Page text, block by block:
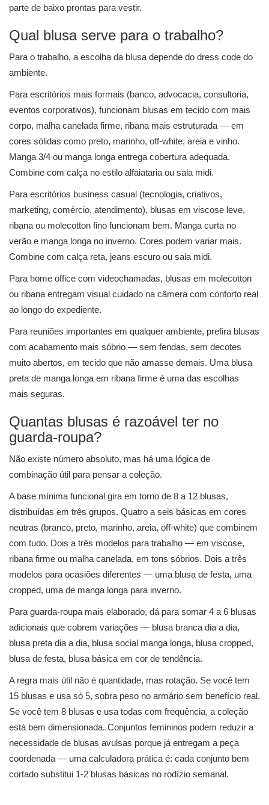
parte de baixo prontas para vestir.
Qual blusa serve para o trabalho?
Para o trabalho, a escolha da blusa depende do dress code do
ambiente.
Para escritórios mais formais (banco, advocacia, consultoria,
eventos corporativos), funcionam blusas em tecido com mais
corpo, malha canelada firme, ribana mais estruturada — em
cores sólidas como preto, marinho, off-white, areia e vinho.
Manga 3/4 ou manga longa entrega cobertura adequada.
Combine com calça no estilo alfaiataria ou saia midi.
Para escritórios business casual (tecnologia, criativos,
marketing, comércio, atendimento), blusas em viscose leve,
ribana ou molecotton fino funcionam bem. Manga curta no
verão e manga longa no inverno. Cores podem variar mais.
Combine com calça reta, jeans escuro ou saia midi.
Para home office com videochamadas, blusas em molecotton
ou ribana entregam visual cuidado na câmera com conforto real
ao longo do expediente.
Para reuniões importantes em qualquer ambiente, prefira blusas
com acabamento mais sóbrio — sem fendas, sem decotes
muito abertos, em tecido que não amasse demais. Uma blusa
preta de manga longa em ribana firme é uma das escolhas
mais seguras.
Quantas blusas é razoável ter no
guarda-roupa?
Não existe número absoluto, mas há uma lógica de
combinação útil para pensar a coleção.
A base mínima funcional gira em torno de 8 a 12 blusas,
distribuídas em três grupos. Quatro a seis básicas em cores
neutras (branco, preto, marinho, areia, off-white) que combinem
com tudo. Dois a três modelos para trabalho — em viscose,
ribana firme ou malha canelada, em tons sóbrios. Dois a três
modelos para ocasiões diferentes — uma blusa de festa, uma
cropped, uma de manga longa para inverno.
Para guarda-roupa mais elaborado, dá para somar 4 a 6 blusas
adicionais que cobrem variações — blusa branca dia a dia,
blusa preta dia a dia, blusa social manga longa, blusa cropped,
blusa de festa, blusa básica em cor de tendência.
A regra mais útil não é quantidade, mas rotação. Se você tem
15 blusas e usa só 5, sobra peso no armário sem benefício real.
Se você tem 8 blusas e usa todas com frequência, a coleção
está bem dimensionada. Conjuntos femininos podem reduzir a
necessidade de blusas avulsas porque já entregam a peça
coordenada — uma calculadora prática é: cada conjunto bem
cortado substitui 1-2 blusas básicas no rodízio semanal.